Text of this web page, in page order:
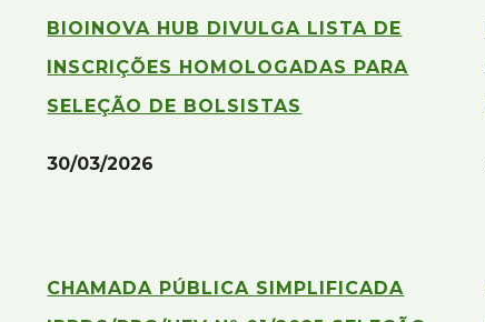
BIOINOVA HUB DIVULGA LISTA DE
INSCRIÇÕES HOMOLOGADAS PARA
SELEÇÃO DE BOLSISTAS
30/03/2026
CHAMADA PÚBLICA SIMPLIFICADA